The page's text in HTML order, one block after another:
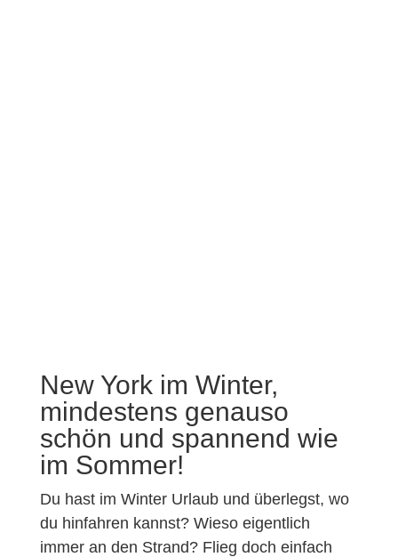
New York im Winter,
mindestens genauso
schön und spannend wie
im Sommer!
Du hast im Winter Urlaub und überlegst, wo
du hinfahren kannst? Wieso eigentlich
immer an den Strand? Flieg doch einfach